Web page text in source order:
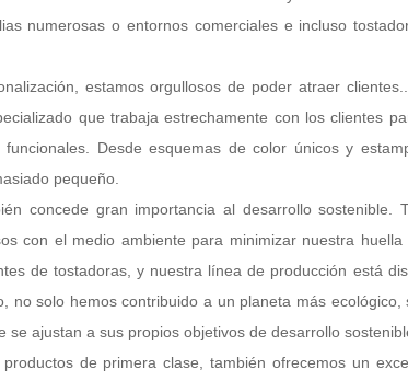
numerosas o entornos comerciales e incluso
estamos orgullosos de poder atraer
que trabaja estrechamente con los clientes
Desde esquemas de color únicos y
pequeño.
concede gran importancia al desarrollo sostenible.
con el medio ambiente para minimizar nuestra
de tostadoras, y nuestra línea de producción está
no solo hemos contribuido a un planeta más
se ajustan a sus propios objetivos de desarrollo
de primera clase, también ofrecemos un